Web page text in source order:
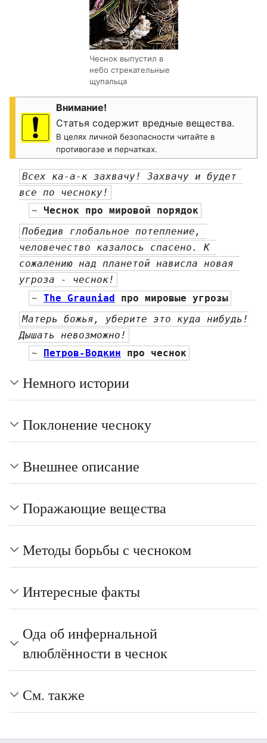
Чеснок выпустил в
небо стрекательные
щупальца
Внимание!
Статья содержит вредные вещества.
В целях личной безопасности читайте в
противогазе и перчатках.
Всех ка-а-к захвачу! Захвачу и будет
все по чесноку!
~ Чеснок про мировой порядок
Победив глобальное потепление,
человечество казалось спасено. К
сожалению над планетой нависла новая
угроза - чеснок!
~ The Grauniad про мировые угрозы
Матерь божья, уберите это куда нибудь!
Дышать невозможно!
~ Петров-Водкин про чеснок
Немного истории
Поклонение чесноку
Внешнее описание
Поражающие вещества
Методы борьбы с чесноком
Интересные факты
Ода об инфернальной
влюблённости в чеснок
См. также